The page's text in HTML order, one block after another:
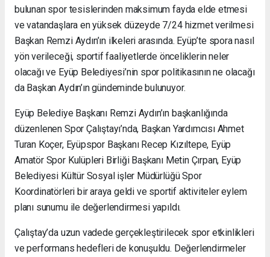
bulunan spor tesislerinden maksimum fayda elde etmesi
ve vatandaşlara en yüksek düzeyde 7/24 hizmet verilmesi
Başkan Remzi Aydın’ın ilkeleri arasında. Eyüp’te spora nasıl
yön verileceği, sportif faaliyetlerde önceliklerin neler
olacağı ve Eyüp Belediyesi’nin spor politikasının ne olacağı
da Başkan Aydın’ın gündeminde bulunuyor.
Eyüp Belediye Başkanı Remzi Aydın’ın başkanlığında
düzenlenen Spor Çalıştayı’nda, Başkan Yardımcısı Ahmet
Turan Koçer, Eyüpspor Başkanı Recep Kızıltepe, Eyüp
Amatör Spor Kulüpleri Birliği Başkanı Metin Çırpan, Eyüp
Belediyesi Kültür Sosyal işler Müdürlüğü Spor
Koordinatörleri bir araya geldi ve sportif aktiviteler eylem
planı sunumu ile değerlendirmesi yapıldı.
Çalıştay’da uzun vadede gerçekleştirilecek spor etkinlikleri
ve performans hedefleri de konuşuldu. Değerlendirmeler